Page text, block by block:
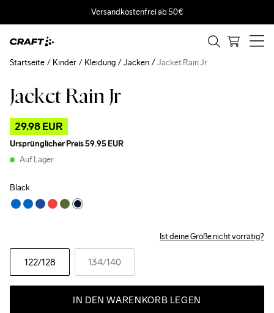
Versandkostenfrei ab 50€
Jacket Rain Jr
29.98 EUR
Ursprünglicher Preis59.95 EUR
Auf Lager
Black
Ist deine Größe nicht vorrätig?
122/128 134/140
IN DEN WARENKORB LEGEN
Startseite Kinder Kleidung Jacken Jacket Rain Jr
Outlet